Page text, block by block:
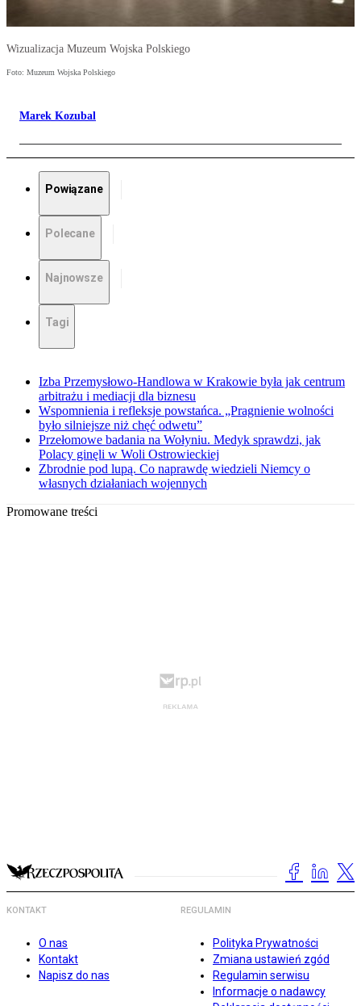
Wizualizacja Muzeum Wojska Polskiego
Foto: Muzeum Wojska Polskiego
Marek Kozubal
Powiązane
Polecane
Najnowsze
Tagi
Izba Przemysłowo-Handlowa w Krakowie była jak centrum
arbitrażu i mediacji dla biznesu
Wspomnienia i refleksje powstańca. „Pragnienie wolności
było silniejsze niż chęć odwetu”
Przełomowe badania na Wołyniu. Medyk sprawdzi, jak
Polacy ginęli w Woli Ostrowieckiej
Zbrodnie pod lupą. Co naprawdę wiedzieli Niemcy o
własnych działaniach wojennych
Promowane treści
KONTAKT
O nas
Kontakt
Napisz do nas
REGULAMIN
Polityka Prywatności
Zmiana ustawień zgód
Regulamin serwisu
Informacje o nadawcy